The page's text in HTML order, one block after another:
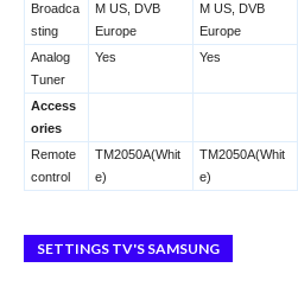
Broadca
sting
M US, DVB
Europe
M US, DVB
Europe
Analog
Tuner
Yes Yes
Access
ories
Remote
control
TM2050A(Whit
e)
TM2050A(Whit
e)
SETTINGS TV'S SAMSUNG